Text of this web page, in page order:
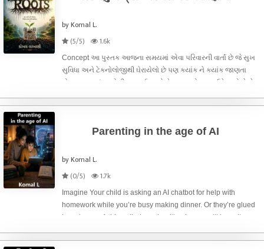
by Komal L.
(5/5)
1.6k
Concept આ પુસ્તક આજના સમયમાં એવા પરિવારની વાર્તા છે જે સુખ
સુવિધા અને ટેકનોલોજીથી ઘેરાયેલો છે પણ ક્યાંક ને ક્યાંક જાણતા
પોતાના મૂળ સંસ્કારોથી દૂર જઈ રહ્યો છે પુસ્તકનો મુખ્ય ઉદ્દેશ એ છે કે
સંસ્કારો જ હોવા જો
Parenting in the age of AI
by Komal L.
(0/5)
1.7k
Imagine Your child is asking an AI chatbot for help with
homework while you’re busy making dinner. Or they’re glued
to a stream of videos that an algorithm knows will keep them
woven into everyday